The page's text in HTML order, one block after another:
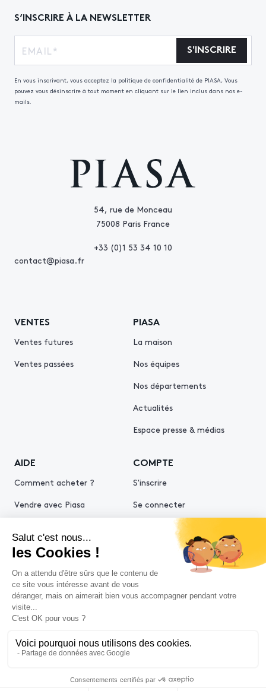
54, rue de Monceau
75008 Paris France
+33 (0)1 53 34 10 10
contact@piasa.fr
VENTES
Ventes futures
Ventes passées
PIASA
La maison
Nos équipes
Nos départements
Actualités
Espace presse & médias
AIDE
Comment acheter ?
Vendre avec Piasa
COMPTE
S'inscrire
Se connecter
S’INSCRIRE À LA NEWSLETTER
S'INSCRIRE
En vous inscrivant, vous acceptez la politique de confidentialité de PIASA, Vous
pouvez vous désinscrire à tout moment en cliquant sur le lien inclus dans nos e-
mails.
Politiques de confidentialitéPolitique cookies
Conditions générales d'utilisation